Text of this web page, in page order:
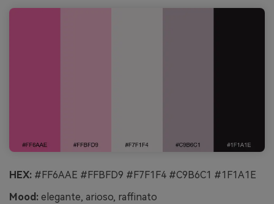
HEX: #FF6AAE #FFBFD9 #F7F1F4 #C9B6C1 #1F1A1E
Mood: elegante, arioso, raffinato